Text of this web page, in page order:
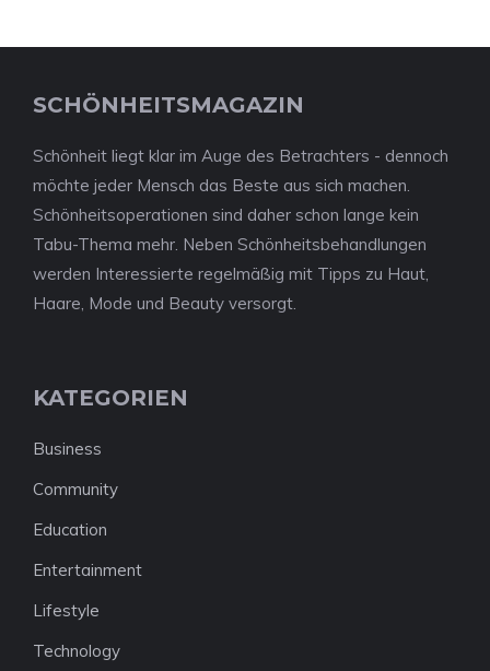
SCHÖNHEITSMAGAZIN
Schönheit liegt klar im Auge des Betrachters - dennoch
möchte jeder Mensch das Beste aus sich machen.
Schönheitsoperationen sind daher schon lange kein
Tabu-Thema mehr. Neben Schönheitsbehandlungen
werden Interessierte regelmäßig mit Tipps zu Haut,
Haare, Mode und Beauty versorgt.
KATEGORIEN
Business
Community
Education
Entertainment
Lifestyle
Technology